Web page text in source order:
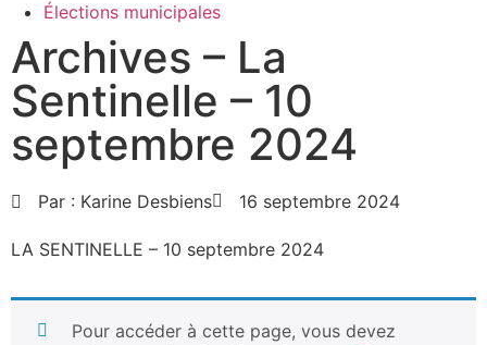
Élections municipales
Archives – La
Sentinelle – 10
septembre 2024
Par : Karine Desbiens 16 septembre 2024
LA SENTINELLE – 10 septembre 2024
Pour accéder à cette page, vous devez